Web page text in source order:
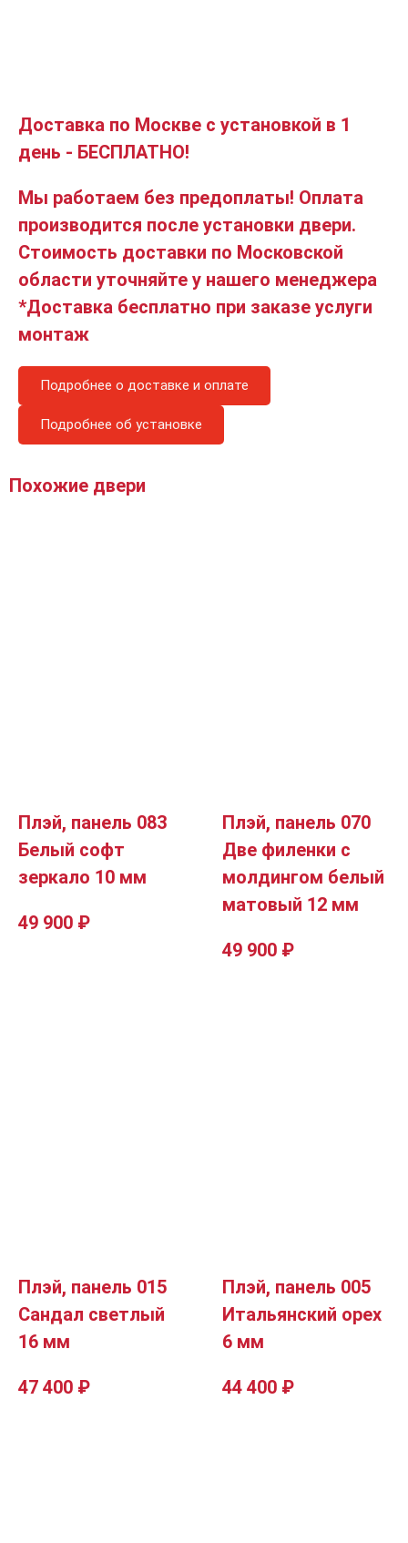
Доставка по Москве с установкой в 1
день - БЕСПЛАТНО!
Мы работаем без предоплаты! Оплата
производится после установки двери.
Стоимость доставки по Московской
области уточняйте у нашего менеджера
*Доставка бесплатно при заказе услуги
монтаж
Подробнее о доставке и оплате
Подробнее об установке
Похожие двери
Плэй, панель 083
Белый софт
зеркало 10 мм
49 900 ₽
Плэй, панель 070
Две филенки с
молдингом белый
матовый 12 мм
49 900 ₽
Плэй, панель 015
Сандал светлый
16 мм
47 400 ₽
Плэй, панель 005
Итальянский орех
6 мм
44 400 ₽